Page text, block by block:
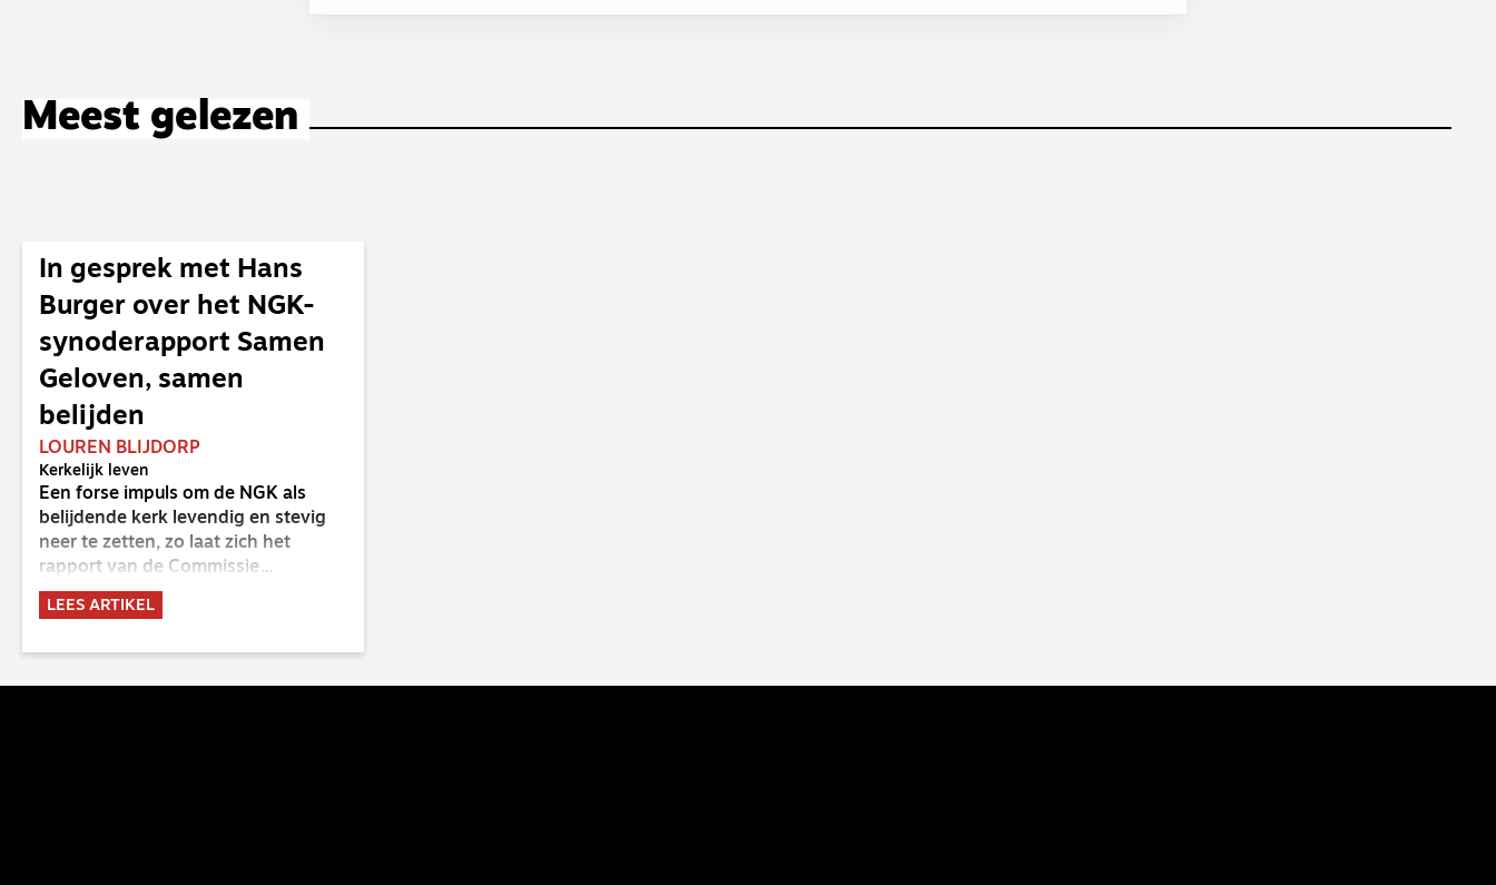
Meest gelezen
In gesprek met Hans
Burger over het NGK-
synoderapport Samen
Geloven, samen
belijden
LOUREN BLIJDORP
Kerkelijk leven
Een forse impuls om de NGK als
belijdende kerk levendig en stevig
neer te zetten, zo laat zich het
rapport van de Commissie
Belijdende Kerk (CBK) lezen. Deze
commissie is al sinds de eenwording
2023 de opdracht om haar analyse
LEES ARTIKEL